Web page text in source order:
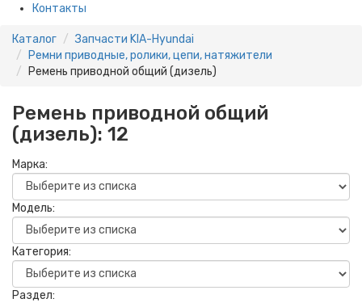
Контакты
Каталог
Запчасти KIA-Hyundai
Ремни приводные, ролики, цепи, натяжители
Ремень приводной общий (дизель)
Ремень приводной общий
(дизель): 12
Марка:
Модель:
Категория:
Раздел: